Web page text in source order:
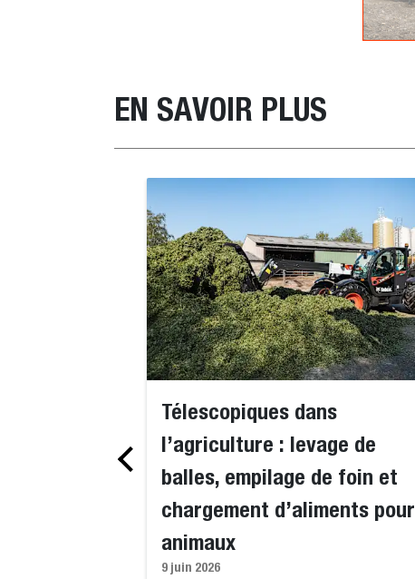
EN SAVOIR PLUS
Télescopiques dans
l’agriculture : levage de
balles, empilage de foin et
chargement d’aliments pour
animaux
9 juin 2026